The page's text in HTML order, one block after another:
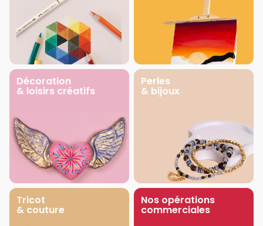
Décoration
& loisirs créatifs
Perles
& bijoux
Tricot
& couture
Nos opérations
commerciales